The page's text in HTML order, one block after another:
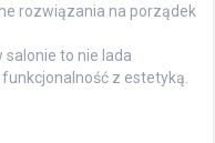
rozwiązania na porządek
to nie lada
z estetyką.